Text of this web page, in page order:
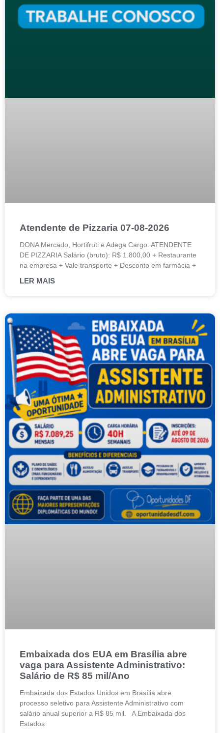
Atendente de Pizzaria 07-08-2026
DONA Mercado, Hortifruti e Adega Cargo: ATENDENTE
DE PIZZARIA Salário (bruto): R$ 1.800,00 + Restaurante
na empresa + Vale transporte + Desconto em farmácia +
LER MAIS
Embaixada dos EUA em Brasília abre
vaga para Assistente Administrativo:
Salário de R$ 85 mil/Ano
Embaixada dos Estados Unidos em Brasília abre
processo seletivo para Assistente Administrativo com
salário anual superior a R$ 85 mil. A Embaixada dos
Estados